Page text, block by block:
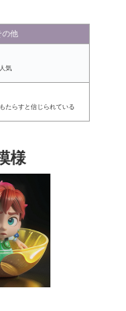
の他
気
たらすと信じられている
様